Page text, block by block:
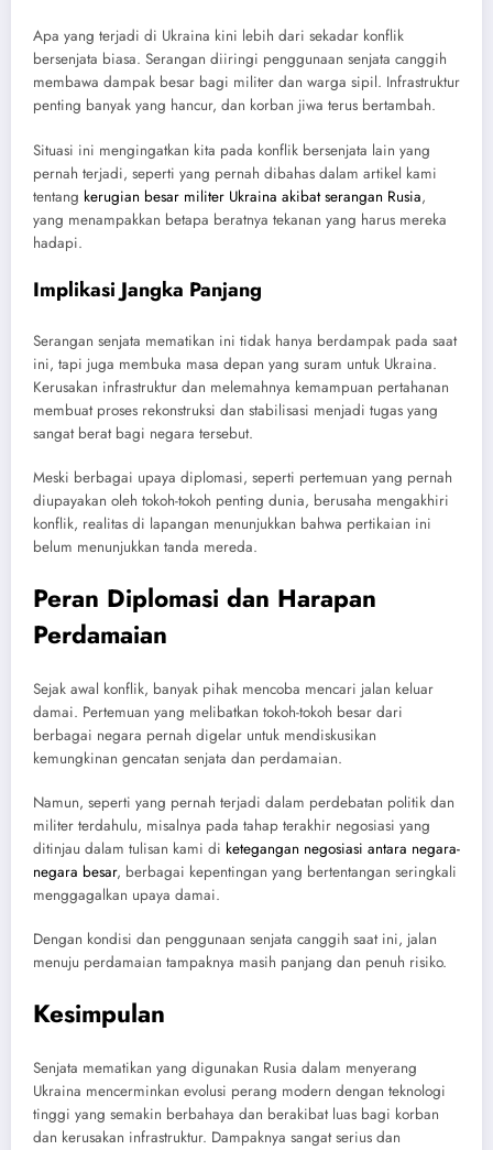
Apa yang terjadi di Ukraina kini lebih dari sekadar konflik
bersenjata biasa. Serangan diiringi penggunaan senjata canggih
membawa dampak besar bagi militer dan warga sipil. Infrastruktur
penting banyak yang hancur, dan korban jiwa terus bertambah.
Situasi ini mengingatkan kita pada konflik bersenjata lain yang
pernah terjadi, seperti yang pernah dibahas dalam artikel kami
tentang kerugian besar militer Ukraina akibat serangan Rusia,
yang menampakkan betapa beratnya tekanan yang harus mereka
hadapi.
Implikasi Jangka Panjang
Serangan senjata mematikan ini tidak hanya berdampak pada saat
ini, tapi juga membuka masa depan yang suram untuk Ukraina.
Kerusakan infrastruktur dan melemahnya kemampuan pertahanan
membuat proses rekonstruksi dan stabilisasi menjadi tugas yang
sangat berat bagi negara tersebut.
Meski berbagai upaya diplomasi, seperti pertemuan yang pernah
diupayakan oleh tokoh-tokoh penting dunia, berusaha mengakhiri
konflik, realitas di lapangan menunjukkan bahwa pertikaian ini
belum menunjukkan tanda mereda.
Peran Diplomasi dan Harapan
Perdamaian
Sejak awal konflik, banyak pihak mencoba mencari jalan keluar
damai. Pertemuan yang melibatkan tokoh-tokoh besar dari
berbagai negara pernah digelar untuk mendiskusikan
kemungkinan gencatan senjata dan perdamaian.
Namun, seperti yang pernah terjadi dalam perdebatan politik dan
militer terdahulu, misalnya pada tahap terakhir negosiasi yang
ditinjau dalam tulisan kami di ketegangan negosiasi antara negara-
negara besar, berbagai kepentingan yang bertentangan seringkali
menggagalkan upaya damai.
Dengan kondisi dan penggunaan senjata canggih saat ini, jalan
menuju perdamaian tampaknya masih panjang dan penuh risiko.
Kesimpulan
Senjata mematikan yang digunakan Rusia dalam menyerang
Ukraina mencerminkan evolusi perang modern dengan teknologi
tinggi yang semakin berbahaya dan berakibat luas bagi korban
dan kerusakan infrastruktur. Dampaknya sangat serius dan